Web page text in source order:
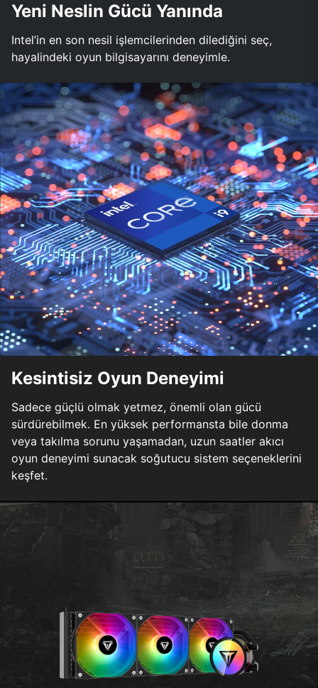
Yeni Neslin Gücü Yanında
Intel’in en son nesil işlemcilerinden dilediğini seç,
hayalindeki oyun bilgisayarını deneyimle.
Kesintisiz Oyun Deneyimi
Sadece güçlü olmak yetmez, önemli olan gücü
sürdürebilmek. En yüksek performansta bile donma
veya takılma sorunu yaşamadan, uzun saatler akıcı
oyun deneyimi sunacak soğutucu sistem seçeneklerini
keşfet.